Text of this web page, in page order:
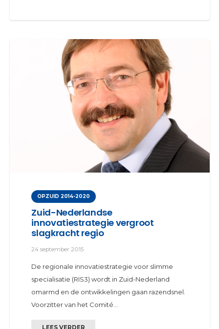
OPZUID 2014-2020
Zuid-Nederlandse
innovatiestrategie vergroot
slagkracht regio
24 september 2015
De regionale innovatiestrategie voor slimme
specialisatie (RIS3) wordt in Zuid-Nederland
omarmd en de ontwikkelingen gaan razendsnel.
Voorzitter van het Comité…
LEES VERDER